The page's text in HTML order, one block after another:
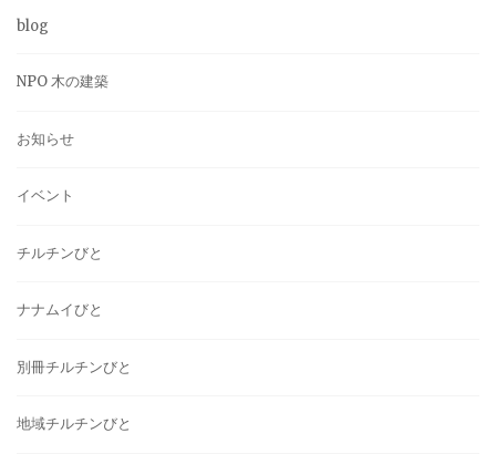
blog
NPO 木の建築
お知らせ
イベント
チルチンびと
ナナムイびと
別冊チルチンびと
地域チルチンびと